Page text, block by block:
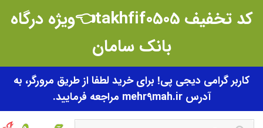
کد تخفیف takhfif0505👈ویژه درگاه
بانک سامان
کاربر گرامی دیجی پی! برای خرید لطفا از طریق مرورگر، به
آدرس mehr9mah.ir مراجعه فرمایید.